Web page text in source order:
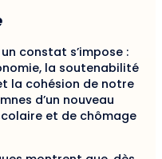
constat s’impose :
la soutenabilité
la cohésion de notre
d’un nouveau
et de chômage